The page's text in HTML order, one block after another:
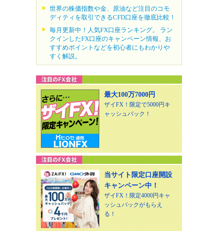
世界の株価指数や金、原油など注目のコモ
ディティを取引できるCFD口座を徹底比較！
毎月更新中！人気FX口座ランキング。 ラン
クインしたFX口座のキャンペーン情報、お
すすめポイントなどを初心者にもわかりや
すく解説。
最大100万7000円
ザイFX！限定で5000円キ
ャッシュバック！
当サイト限定口座開設
キャンペーン中！
ザイFX！限定4000円キャ
ッシュバックがもらえ
る！